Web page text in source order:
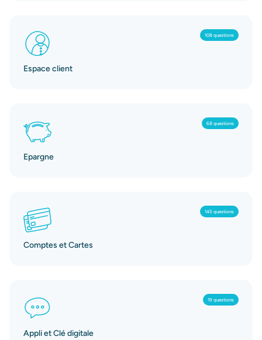
108 questions
Espace client
68 questions
Epargne
145 questions
Comptes et Cartes
19 questions
Appli et Clé digitale